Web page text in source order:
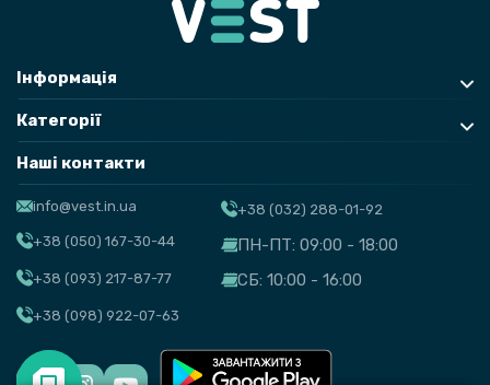
Інформація
Категорії
Наші контакти
info@vest.in.ua
+38 (050) 167-30-44
+38 (093) 217-87-77
+38 (098) 922-07-63
+38 (032) 288-01-92
ПН-ПТ: 09:00 - 18:00
СБ: 10:00 - 16:00